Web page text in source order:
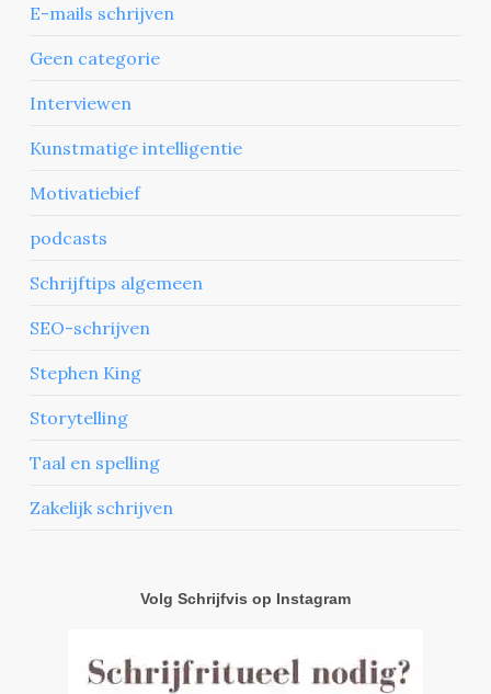
E-mails schrijven
Geen categorie
Interviewen
Kunstmatige intelligentie
Motivatiebief
podcasts
Schrijftips algemeen
SEO-schrijven
Stephen King
Storytelling
Taal en spelling
Zakelijk schrijven
Volg Schrijfvis op Instagram